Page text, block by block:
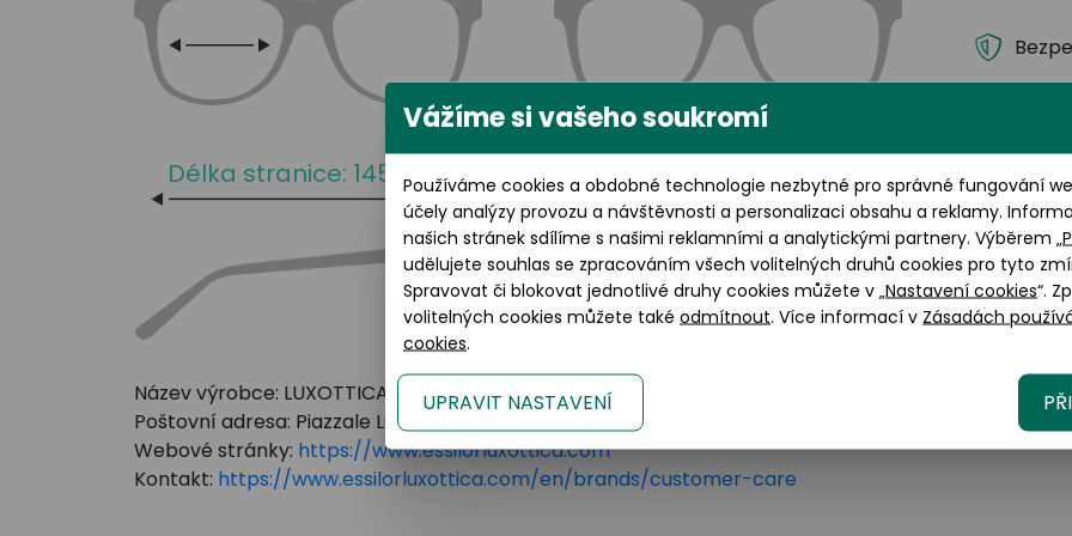
Délka stranice: 145 mm Výška brýlového skla: 37 mm
Název výrobce: LUXOTTICA GROUP
Poštovní adresa: Piazzale Luigi Cadorna 3 Milano, 20123 Italy
Webové stránky: https://www.essilorluxottica.com
Kontakt: https://www.essilorluxottica.com/en/brands/customer-care
Vážíme si vašeho soukromí
Používáme cookies a obdobné technologie nezbytné pro správné fungování
účely analýzy provozu a návštěvnosti a personalizaci obsahu a reklamy.
našich stránek sdílíme s našimi reklamními a analytickými partnery. Výběrem „
udělujete souhlas se zpracováním všech volitelných druhů cookies pro tyto
Spravovat či blokovat jednotlivé druhy cookies můžete v „Nastavení cookies“.
volitelných cookies můžete také odmítnout. Více informací v Zásadách
cookies.
UPRAVIT NASTAVENÍ